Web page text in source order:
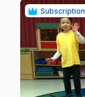
Subscription